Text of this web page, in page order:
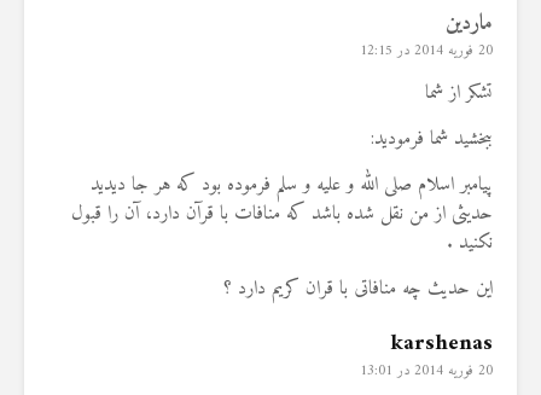
ماردین
20 فوریه 2014 در 12:15
تشکر از شما
ببخشید شما فرمودید:
پیامبر اسلام صلی الله و علیه و سلم فرموده بود که هر جا دیدید
حدیثی از من نقل شده باشد که منافات با قرآن دارد، آن را قبول
نکنید .
این حدیث چه منافاتی با قران کریم دارد ؟
karshenas
20 فوریه 2014 در 13:01